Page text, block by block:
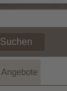
Suchen
Angebote